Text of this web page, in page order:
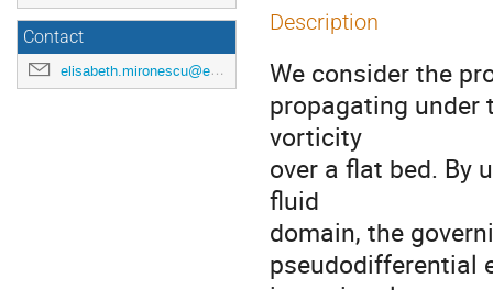
Contact
elisabeth.mironescu@ec-lyon.fr
Description
We consider the
propagating under
vorticity
over a flat bed. By
fluid
domain, the
pseudodifferential